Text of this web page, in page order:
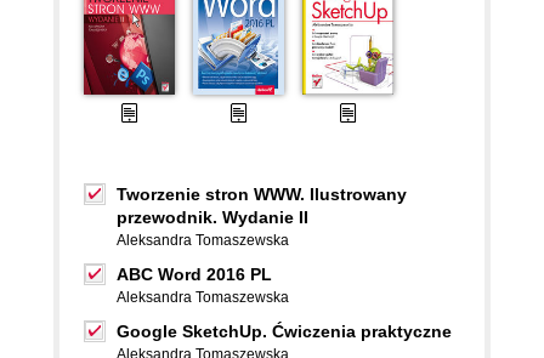
Tworzenie stron WWW. Ilustrowany
przewodnik. Wydanie II
Aleksandra Tomaszewska
ABC Word 2016 PL
Aleksandra Tomaszewska
Google SketchUp. Ćwiczenia praktyczne
Aleksandra Tomaszewska